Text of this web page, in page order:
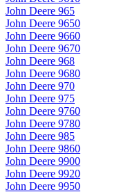
John Deere 965
John Deere 9650
John Deere 9660
John Deere 9670
John Deere 968
John Deere 9680
John Deere 970
John Deere 975
John Deere 9760
John Deere 9780
John Deere 985
John Deere 9860
John Deere 9900
John Deere 9920
John Deere 9950